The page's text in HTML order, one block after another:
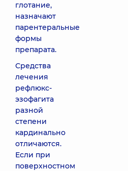
глотание,
назначают
парентеральные
формы
препарата.
Средства
лечения
рефлюкс-
эзофагита
разной
степени
кардинально
отличаются.
Если при
поверхностном